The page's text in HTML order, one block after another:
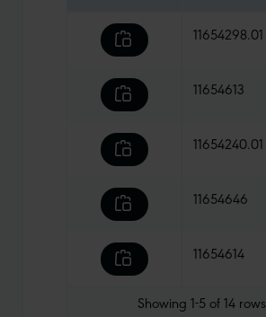
11654298.01
11654613
11654240.01
11654646
11654614
Showing 1-5of14 rows